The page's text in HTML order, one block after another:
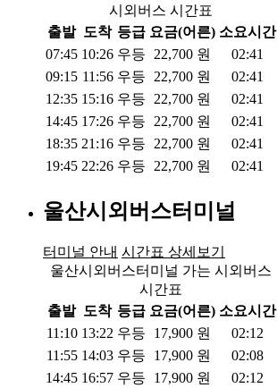
시외버스 시간표
출발 도착 등급 요금(어른) 소요시간
07:45 10:26 우등 22,700 원
02:41
09:15 11:56 우등 22,700 원
02:41
12:35 15:16 우등 22,700 원
02:41
14:45 17:26 우등 22,700 원
02:41
18:35 21:16 우등 22,700 원
02:41
19:45 22:26 우등 22,700 원 02:41
울산시외버스터미널
터미널 안내 시간표 상세보기
울산시외버스터미널 가는 시외버스
시간표
출발 도착 등급 요금(어른) 소요시간
11:10 13:22 우등 17,900 원
02:12
11:55 14:03 우등 17,900 원
02:08
14:45 16:57 우등 17,900 원
02:12